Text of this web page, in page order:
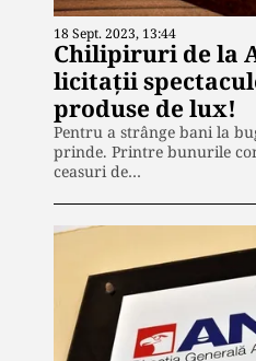
18 Sept. 2023, 13:44
Chilipiruri de la
licitații
produse de lux!
Pentru a strânge bani la
prinde. Printre bunurile
ceasuri de…